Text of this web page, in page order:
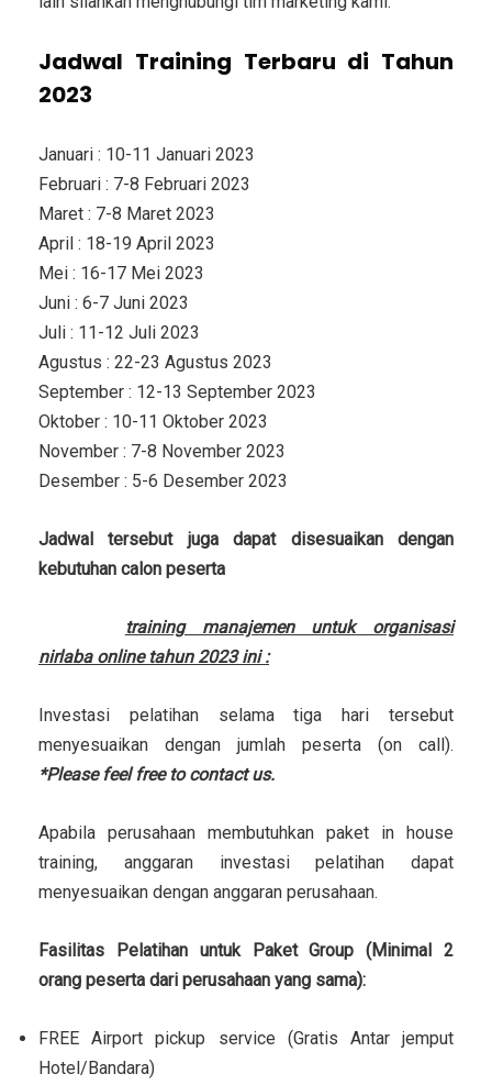
Jadwal Training Terbaru di Tahun
2023
Januari : 10-11 Januari 2023
Februari : 7-8 Februari 2023
Maret : 7-8 Maret 2023
April : 18-19 April 2023
Mei : 16-17 Mei 2023
Juni : 6-7 Juni 2023
Juli : 11-12 Juli 2023
Agustus : 22-23 Agustus 2023
September : 12-13 September 2023
Oktober : 10-11 Oktober 2023
November : 7-8 November 2023
Desember : 5-6 Desember 2023
Jadwal tersebut juga dapat disesuaikan dengan
kebutuhan calon peserta
training manajemen untuk organisasi
nirlaba online tahun 2023 ini :
Investasi pelatihan selama tiga hari tersebut
menyesuaikan dengan jumlah peserta (on call).
*Please feel free to contact us.
Apabila perusahaan membutuhkan paket in house
training, anggaran investasi pelatihan dapat
menyesuaikan dengan anggaran perusahaan.
Fasilitas Pelatihan untuk Paket Group (Minimal 2
orang peserta dari perusahaan yang sama):
FREE Airport pickup service (Gratis Antar jemput
Hotel/Bandara)